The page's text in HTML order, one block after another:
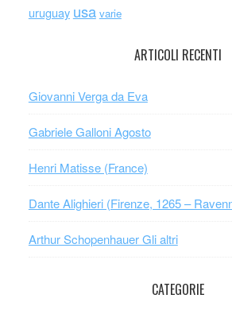
uruguay usa varie
ARTICOLI RECENTI
Giovanni Verga da Eva
Gabriele Galloni Agosto
Henri Matisse (France)
Dante Alighieri (Firenze, 1265 –
Arthur Schopenhauer Gli altri
CATEGORIE